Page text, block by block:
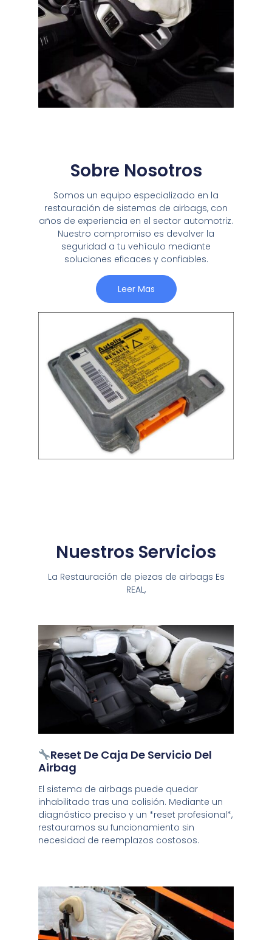
Sobre Nosotros
Somos un equipo especializado en la
restauración de sistemas de airbags, con
años de experiencia en el sector automotriz.
Nuestro compromiso es devolver la
seguridad a tu vehículo mediante
soluciones eficaces y confiables.
Leer Mas
Nuestros Servicios
La Restauración de piezas de airbags Es
REAL,
Reset De Caja De Servicio Del
Airbag
El sistema de airbags puede quedar
inhabilitado tras una colisión. Mediante un
diagnóstico preciso y un *reset profesional*,
restauramos su funcionamiento sin
necesidad de reemplazos costosos.